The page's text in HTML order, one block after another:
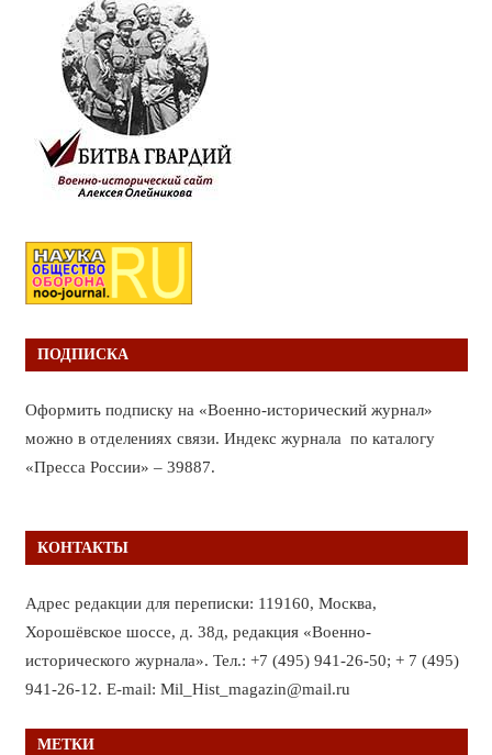
ПОДПИСКА
Оформить подписку на «Военно-исторический журнал»
можно в отделениях связи. Индекс журнала по каталогу
«Пресса России» – 39887.
КОНТАКТЫ
Адрес редакции для переписки: 119160, Москва,
Хорошёвское шоссе, д. 38д, редакция «Военно-
исторического журнала». Тел.: +7 (495) 941-26-50; + 7 (495)
941-26-12. E-mail: Mil_Hist_magazin@mail.ru
МЕТКИ